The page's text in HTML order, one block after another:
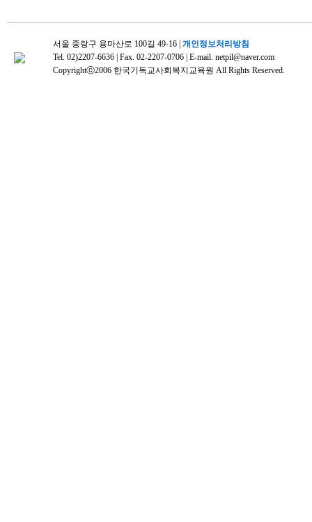
서울 중랑구 용마산로 100길 49-16 | 개인정보처리방침
Tel. 02)2207-6636 | Fax. 02-2207-0706 | E-mail. netpil@naver.com
Copyrightⓒ2006 한국기독교사회복지교육원 All Rights Reserved.